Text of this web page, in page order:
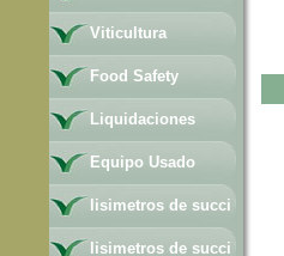
Viticultura
Food Safety
Liquidaciones
Equipo Usado
lisimetros de succi
lisimetros de succi